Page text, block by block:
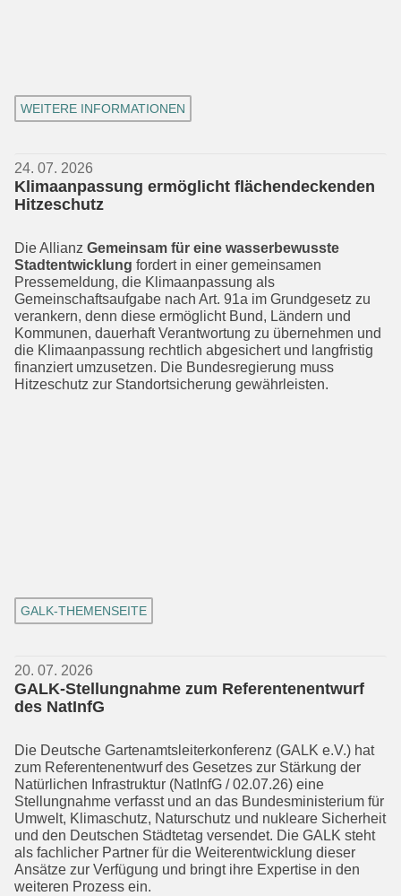
WEITERE INFORMATIONEN
24. 07. 2026
Klimaanpassung ermöglicht flächendeckenden
Hitzeschutz
Die Allianz Gemeinsam für eine wasser­bewusste
Stadtentwicklung fordert in einer gemeinsamen
Pressemeldung, die Klimaanpassung als
Gemeinschaftsauf­gabe nach Art. 91a im Grundgesetz zu
verankern, denn diese ermöglicht Bund, Ländern und
Kommunen, dauerhaft Verantwortung zu übernehmen und
die Klimaanpassung rechtlich abgesichert und langfristig
finanziert umzusetzen. Die Bundesregierung muss
Hitzeschutz zur Standortsicherung gewährleisten.
GALK-THEMENSEITE
20. 07. 2026
GALK-Stellungnahme zum Referentenentwurf
des NatInfG
Die Deutsche Gartenamtsleiterkonferenz (GALK e.V.) hat
zum Referentenentwurf des Gesetzes zur Stärkung der
Natürli­chen Infrastruktur (NatInfG / 02.07.26) eine
Stellungnahme verfasst und an das Bundesministerium für
Umwelt, Klima­schutz, Naturschutz und nukleare Sicher­heit
und den Deutschen Städtetag versendet. Die GALK steht
als fachlicher Partner für die Weiterentwicklung dieser
Ansätze zur Verfügung und bringt ihre Expertise in den
weiteren Prozess ein.